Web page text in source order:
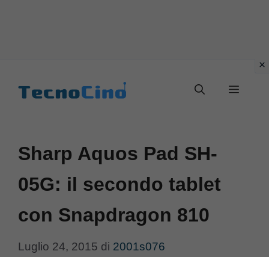
Menu
Sharp Aquos Pad SH-
05G: il secondo tablet
con Snapdragon 810
Luglio 24, 2015 di 2001s076